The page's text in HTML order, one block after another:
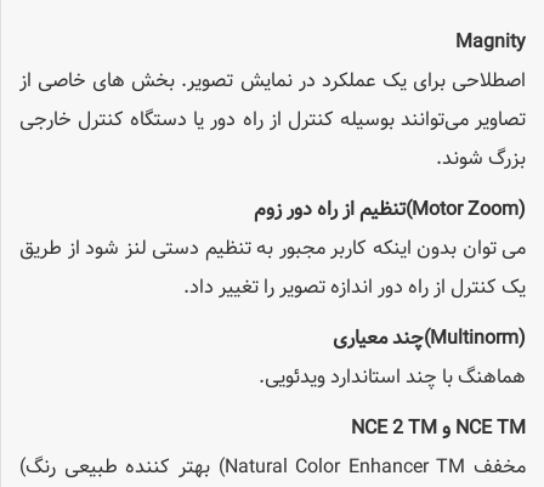
Magnity
اصطلاحی برای یک عملکرد در نمایش تصویر. بخش های خاصی از
تصاویر می‌توانند بوسیله کنترل از راه دور یا دستگاه کنترل خارجی
بزرگ شوند.
(Motor Zoom)
تنظیم از راه دور زوم
می توان بدون اینکه کاربر مجبور به تنظیم دستی لنز شود از طریق
یک کنترل از راه دور اندازه تصویر را تغییر داد.
(Multinorm)
چند معیاری
هماهنگ با چند استاندارد ویدئویی.
NCE TMو
مخفف Natural Color Enhancer TM) بهتر کننده طبیعی رنگ)